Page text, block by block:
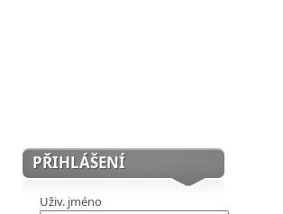
PŘIHLÁŠENÍ
Uživ. jméno